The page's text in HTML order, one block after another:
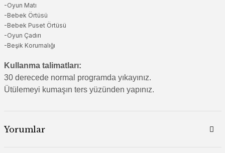
-Oyun Matı
-Bebek Örtüsü
-Bebek Puset Örtüsü
-Oyun Çadırı
-Beşik Korumalığı
Kullanma talimatları:
30 derecede normal programda yıkayınız.
Ütülemeyi kumaşın ters yüzünden yapınız.
Yorumlar